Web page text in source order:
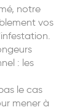
notre
vos
: les
le cas
mener à